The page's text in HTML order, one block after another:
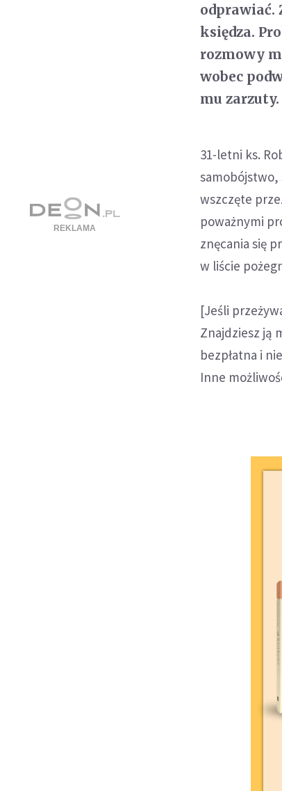
odprawiać.
księdza.
rozmowy
wobec
mu zarzuty.
31-letni ks.
wszczęte
poważnymi
znęcania się
w liście
[Jeśli
Znajdziesz ją
bezpłatna i
Inne